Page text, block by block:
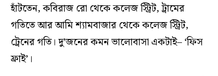
হাঁটতেন, কবিরাজ রো থেকে কলেজ স্ট্রিট, ট্রামের
গতিতে আর আমি শ্যামবাজার থেকে কলেজ স্ট্রিট,
ট্রেনের গতি। দু’জনের কমন ভালোবাসা একটাই– ‘ফিস
ফ্রাই’।